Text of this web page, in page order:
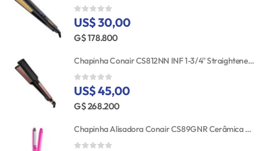
0 out of 5
US$ 30,00
G$ 178.800
Chapinha Conair CS812NN INF 1-3/4'' Straightener RSE/GLD TGT
0 out of 5
US$ 45,00
G$ 268.200
Chapinha Alisadora Conair CS89GNR Cerâmica Turmalina 25MM Bivolt